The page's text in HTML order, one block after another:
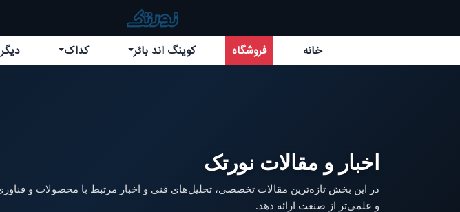
خانه
فروشگاه کوینگ اند بائر کداک
اخبار و مقالات نورتک
در این بخش تازه‌ترین مقالات تخصصی، تحلیل‌های فنی و اخبار مرتبط با محصولات و
و علمی‌تر از صنعت ارائه دهد.